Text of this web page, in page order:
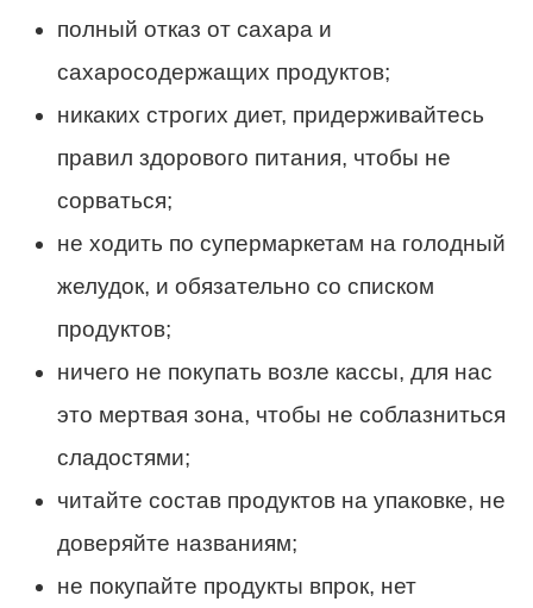
полный отказ от сахара и
сахаросодержащих продуктов;
никаких строгих диет, придерживайтесь
правил здорового питания, чтобы не
сорваться;
не ходить по супермаркетам на голодный
желудок, и обязательно со списком
продуктов;
ничего не покупать возле кассы, для нас
это мертвая зона, чтобы не соблазниться
сладостями;
читайте состав продуктов на упаковке, не
доверяйте названиям;
не покупайте продукты впрок, нет